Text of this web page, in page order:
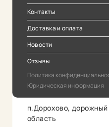
Контакты
Доставка и оплата
Новости
Отзывы
Политика
Юридическая информация
п.Дорохово,
область